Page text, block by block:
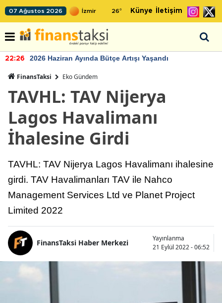
07 Ağustos 2026 26° Künye İletişim
22:26 2026 Haziran Ayında Bütçe Artışı Yaşandı
FinansTaksi Eko Gündem
TAVHL: TAV Nijerya
Lagos Havalimanı
İhalesine Girdi
TAVHL: TAV Nijerya Lagos Havalimanı ihalesine
girdi. TAV Havalimanları TAV ile Nahco
Management Services Ltd ve Planet Project
Limited 2022
FinansTaksi Haber Merkezi
Yayınlanma
21 Eylül 2022 - 06:52